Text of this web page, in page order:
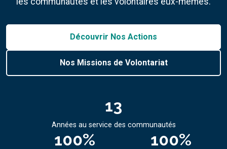
Découvrir Nos Actions
Nos Missions de Volontariat
13
Années au service des communautés
100% 100%